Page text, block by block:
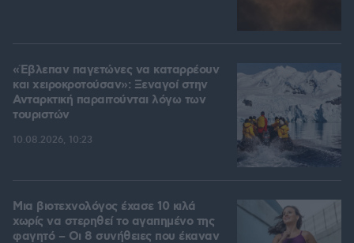
«Έβλεπαν παγετώνες να καταρρέουν
και χειροκροτούσαν»: Ξεναγοί στην
Ανταρκτική παραιτούνται λόγω των
τουριστών
10.08.2026, 10:23
Μια βιοτεχνολόγος έχασε 10 κιλά
χωρίς να στερηθεί το αγαπημένο της
φαγητό – Οι 8 συνήθειες που έκαναν